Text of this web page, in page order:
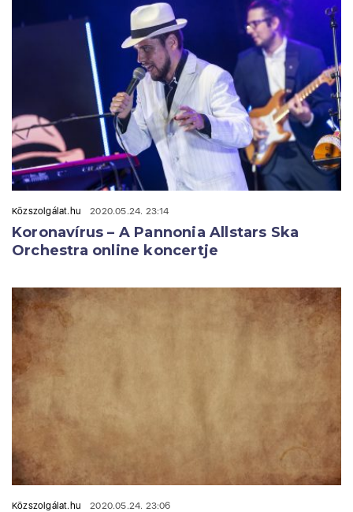
Közszolgálat.hu 2020.05.24. 23:14
Koronavírus – A Pannonia Allstars Ska
Orchestra online koncertje
Közszolgálat.hu 2020.05.24. 23:06